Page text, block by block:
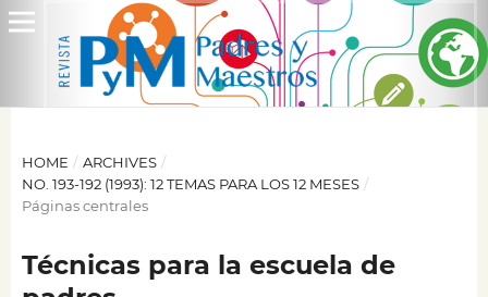
HOME / ARCHIVES /
NO. 193-192 (1993): 12 TEMAS PARA LOS 12 MESES /
Páginas centrales
Técnicas para la escuela de